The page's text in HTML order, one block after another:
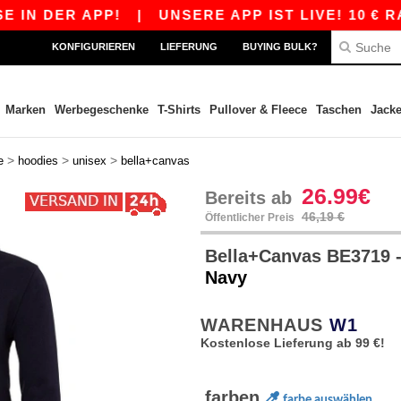
DER APP!| UNSERE APP IST LIVE! 10 €
KONFIGURIEREN LIEFERUNG BUYING BULK?
Marken Werbegeschenke T-Shirts Pullover & Fleece Taschen
> hoodies > unisex > bella+canvas
Bereits ab 26.99€
Öffentlicher Preis 46,19 €
Bella+Canvas
Navy
WARENHAUS W1
Kostenlose Lieferung ab 99 €!